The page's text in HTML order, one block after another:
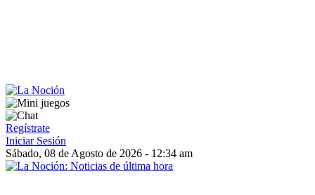
Regístrate
Iniciar Sesión
Sábado, 08 de Agosto de 2026 - 12:34 am